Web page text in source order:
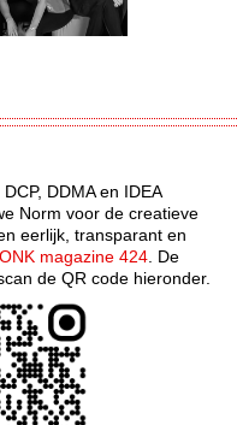
DDMA en IDEA
Norm voor de creatieve
eerlijk, transparant en
magazine 424 . De
de QR code hieronder.